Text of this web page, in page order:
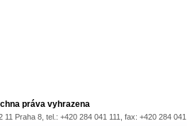
práva vyhrazena
11 Praha 8, tel.: +420 284 041 111, fax: +420 284